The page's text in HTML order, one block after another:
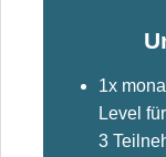
1x
Level
3